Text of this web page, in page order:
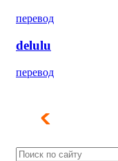
перевод
delulu
перевод